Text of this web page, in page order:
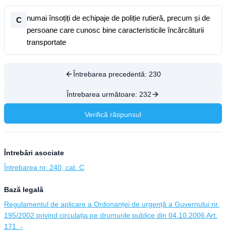
C
numai însoțiți de echipaje de poliție rutieră, precum și de
persoane care cunosc bine caracteristicile încărcăturii
transportate
Întrebarea precedentă: 230
Întrebarea următoare: 232
Verifică răspunsul
Întrebări asociate
Întrebarea nr. 240, cat. C
Bază legală
Regulamentul de aplicare a Ordonanței de urgență a Guvernului nr.
195/2002 privind circulația pe drumurile publice din 04.10.2006 Art.
171. -